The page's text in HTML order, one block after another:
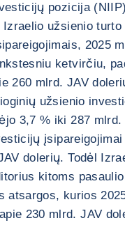
pozicija
užsienio turto
2025
ketvirčiu,
260 mlrd. JAV
užsienio
3,7 % iki 287
įsipareigojimai
dolerių. Todėl
kitoms
atsargos, kurios
230 mlrd. JAV